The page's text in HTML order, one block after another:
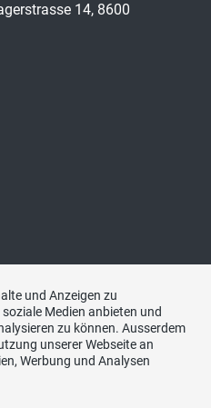
14, 8600
und Anzeigen zu
Medien anbieten und
zu können. Ausserdem
unserer Webseite an
Werbung und Analysen